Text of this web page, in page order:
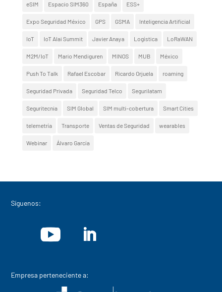
eSIM Espacio SIM360 España ESS+
Expo Seguridad México GPS GSMA Inteligencia Artificial
IoT IoT Alai Summit Javier Anaya Logística LoRaWAN
M2M/IoT Mario Mendiguren MINOS MUB México
Push To Talk Rafael Escobar Ricardo Orjuela roaming
Seguridad Privada Seguridad Telco Segurilatam
Seguritecnia SIM Global SIM multi-cobertura Smart Cities
telemetría Transporte Ventas de Seguridad wearables
Webinar Álvaro García
Síguenos:
Empresa perteneciente a: